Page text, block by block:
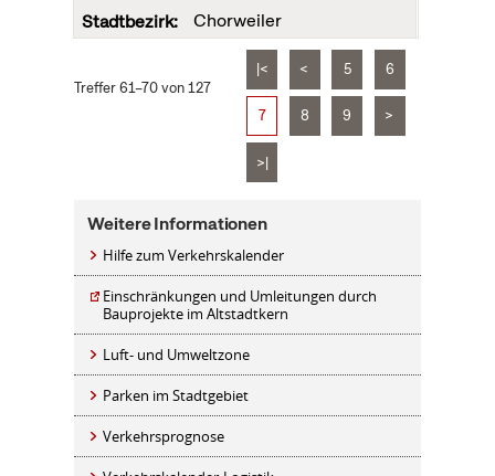
Chorweiler
Treffer 61–70 von 127
|< < 5 6
7 8 9 >
>|
Weitere Informationen
Hilfe zum Verkehrskalender
Einschränkungen und Umleitungen durch
Bauprojekte im Altstadtkern
Luft- und Umweltzone
Parken im Stadtgebiet
Verkehrsprognose